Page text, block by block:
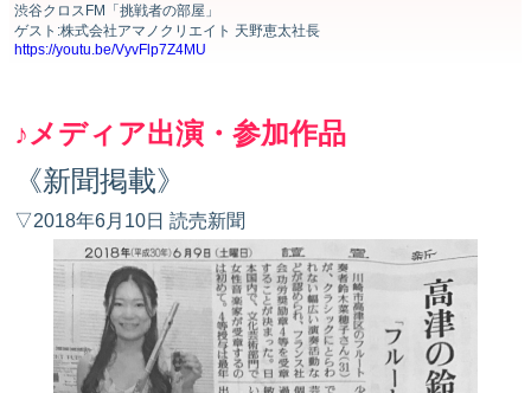
渋谷クロスFM「挑戦者の部屋」
ゲスト:株式会社アマノクリエイト 天野恵太社長
https://youtu.be/VyvFlp7Z4MU
♪メディア出演・参加作品
《新聞掲載》
▽2018年6月10日 読売新聞